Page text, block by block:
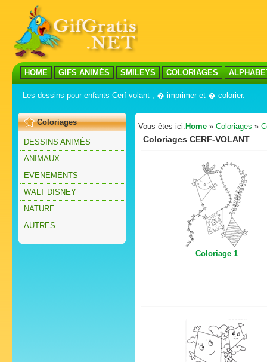
HOME GIFS ANIMÉS SMILEYS COLORIAGES
Les dessins pour enfants Cerf-volant , � imprimer et � colorier.
Coloriages
DESSINS ANIMÉS
ANIMAUX
EVENEMENTS
WALT DISNEY
NATURE
AUTRES
Vous êtes ici: Home » Coloriages »
Coloriages CERF-VOLANT
Coloriage 1